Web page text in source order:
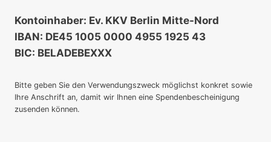
Kontoinhaber: Ev. KKV Berlin Mitte-Nord
IBAN: DE45 1005 0000 4955 1925 43
BIC: BELADEBEXXX
Bitte geben Sie den Verwendungszweck möglichst konkret sowie
Ihre Anschrift an, damit wir Ihnen eine Spendenbescheinigung
zusenden können.